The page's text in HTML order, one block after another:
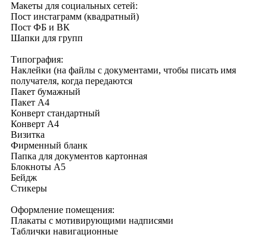
Макеты для социальных сетей:
Пост инстаграмм (квадратный)
Пост ФБ и ВК
Шапки для групп
Типография:
Наклейки (на файлы с документами, чтобы писать имя
получателя, когда передаются
Пакет бумажный
Пакет А4
Конверт стандартный
Конверт А4
Визитка
Фирменный бланк
Папка для документов картонная
Блокноты А5
Бейдж
Стикеры
Оформление помещения:
Плакаты с мотивирующими надписями
Таблички навигационные